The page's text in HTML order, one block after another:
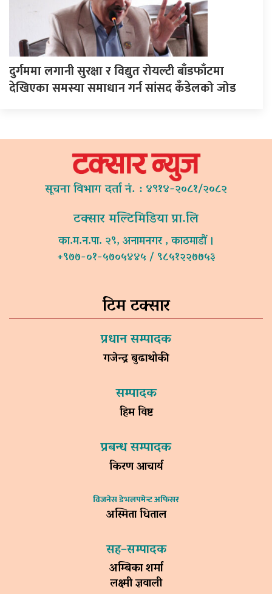
दुर्गममा लगानी सुरक्षा र विद्युत रोयल्टी बाँडफाँटमा
देखिएका समस्या समाधान गर्न सांसद कँडेलको जोड
सूचना विभाग दर्ता नं. : ४९१४-२०८१/२०८२
टक्सार मल्टिमिडिया प्रा.लि
का.म.न.पा. २९, अनामनगर , काठमाडौं ।
+९७७-०१-५७०५४४५ / ९८५१२२७७५३
टिम टक्सार
प्रधान सम्पादक
गजेन्द्र बुढाथोकी
सम्पादक
हिम विष्ट
प्रबन्ध सम्पादक
किरण आचार्य
विजनेस डेभलपमेन्ट अफिसर
अस्मिता धिताल
सह–सम्पादक
अम्बिका शर्मा
लक्ष्मी ज्ञवाली